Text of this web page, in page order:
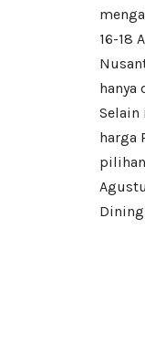
16-18
hanya
Selain
harga